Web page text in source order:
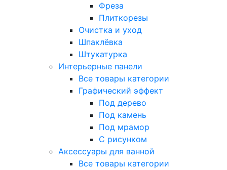
Фреза
Плиткорезы
Очистка и уход
Шпаклёвка
Штукатурка
Интерьерные панели
Все товары категории
Графический эффект
Под дерево
Под камень
Под мрамор
С рисунком
Аксессуары для ванной
Все товары категории